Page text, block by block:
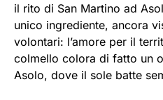
il rito di San Martino ad
unico ingrediente, ancora
volontari: l’amore per il
colmello colora di fatto un
Asolo, dove il sole batte